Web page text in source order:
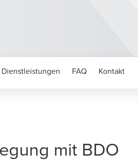
Dienstleistungen FAQ Kontakt
mit BDO